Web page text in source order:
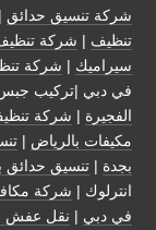
شركة تنسيق حدائق |
تنظيف | شركة
سيراميك | شركة
في دبي |تركيب جبس
الفجيرة | شركة
مكيفات بالرياض |
بجدة | تنسيق حدائق
انترلوك | شركة
في دبي | نقل عفش